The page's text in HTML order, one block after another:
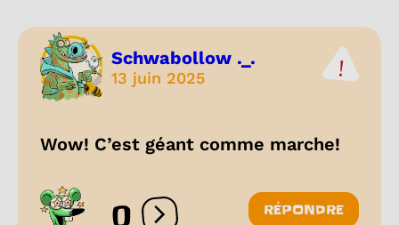
Schwabollow ._.
13 juin 2025
Wow! C’est géant comme marche!
0 RÉPONDRE